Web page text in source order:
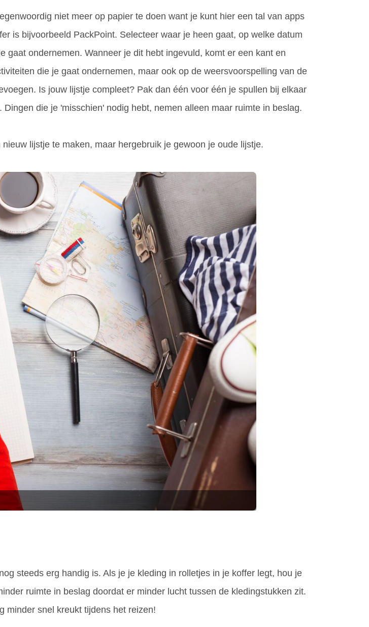
niet meer op papier te doen want je kunt hier een tal van apps
is bijvoorbeeld PackPoint. Selecteer waar je heen gaat, op welke datum
gaat ondernemen. Wanneer je dit hebt ingevuld, komt er een kant en
die je gaat ondernemen, maar ook op de weersvoorspelling van de
Is jouw lijstje compleet? Pak dan één voor één je spullen bij elkaar
die je 'misschien' nodig hebt, nemen alleen maar ruimte in beslag.
lijstje te maken, maar hergebruik je gewoon je oude lijstje.
steeds erg handig is. Als je je kleding in rolletjes in je koffer legt, hou je
ruimte in beslag doordat er minder lucht tussen de kledingstukken zit.
minder snel kreukt tijdens het reizen!